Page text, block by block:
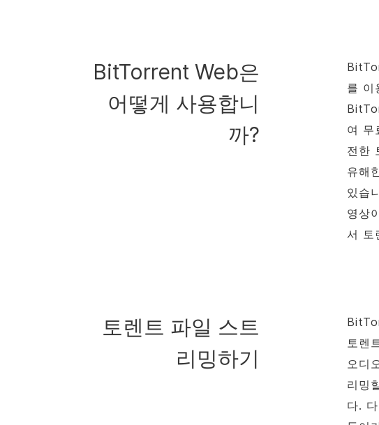
BitTorrent Web은
어떻게 사용합니
까?
를 이
여 무
전한
유해
있습
영상
서 토
토렌트 파일 스트
리밍하기
토렌
오디
리밍
다.